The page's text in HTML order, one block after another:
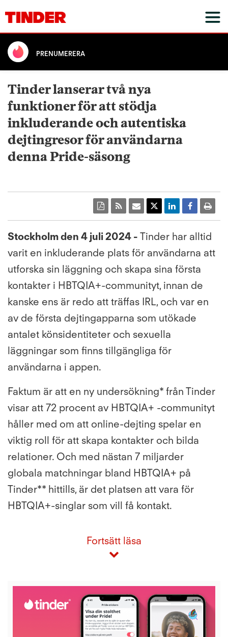
PRENUMERERA
Tinder lanserar två nya
funktioner för att stödja
inkluderande och autentiska
dejtingresor för användarna
denna Pride-säsong
Stockholm den 4 juli 2024 - Tinder har alltid
varit en inkluderande plats för användarna att
utforska sin läggning och skapa sina första
kontakter i HBTQIA+-communityt, innan de
kanske ens är redo att träffas IRL, och var en
av de första dejtingapparna som utökade
antalet könsidentiteter och sexuella
läggningar som finns tillgängliga för
användarna i appen.
Faktum är att en ny undersökning* från Tinder
visar att 72 procent av HBTQIA+ -communityt
håller med om att online-dejting spelar en
viktig roll för att skapa kontakter och bilda
relationer. Och med nästan 7 miljarder
globala matchningar bland HBTQIA+ på
Tinder** hittills, är det platsen att vara för
HBTQIA+-singlar som vill få kontakt.
Fortsätt läsa